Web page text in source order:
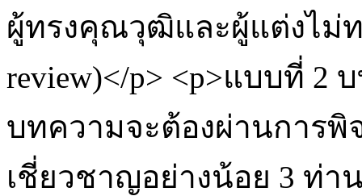
ผู้ทรงคุณวุฒิและผู้แต่งไม่
review)</p> <p>แบบที่
บทความจะต้องผ่านการ
เชี่ยวชาญอย่างน้อย 3 ท่า